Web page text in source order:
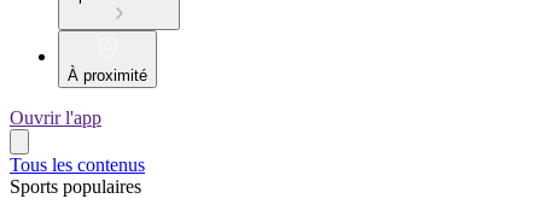
À proximité
Ouvrir l'app
Tous les contenus
Sports populaires